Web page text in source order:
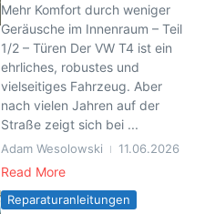
Mehr Komfort durch weniger
Geräusche im Innenraum – Teil
1/2 – Türen Der VW T4 ist ein
ehrliches, robustes und
vielseitiges Fahrzeug. Aber
nach vielen Jahren auf der
Straße zeigt sich bei ...
Adam Wesolowski 11.06.2026
Read More
Reparaturanleitungen